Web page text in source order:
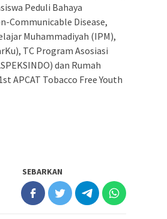
Peduli Bahaya
Communicable Disease,
Muhammadiyah (IPM),
TC Program Asosiasi
dan Rumah
APCAT Tobacco Free Youth
SEBARKAN